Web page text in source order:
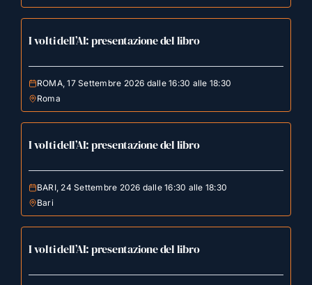
I volti dell’AI: presentazione del libro
ROMA, 17 Settembre 2026 dalle 16:30 alle 18:30
Roma
I volti dell’AI: presentazione del libro
BARI, 24 Settembre 2026 dalle 16:30 alle 18:30
Bari
I volti dell’AI: presentazione del libro